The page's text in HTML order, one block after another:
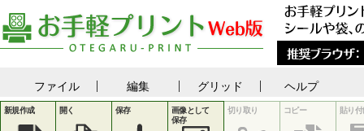
ファイル 編集 グリッド ヘルプ
新規作成 開く 保存
画像として
保存
切り取り コピー 貼り付